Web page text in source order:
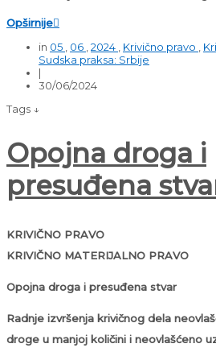
Opširnije
in 05 06 2024 Krivično pravo
Sudska praksa: Srbije
|
30/06/2024
Tags ↓
Opojna droga i
presuđena
KRIVIČNO PRAVO
KRIVIČNO MATERIJALNO PRAVO
Opojna droga i presuđena stvar
Radnje izvršenja krivičnog dela
droge u manjoj količini i neovlašćeno